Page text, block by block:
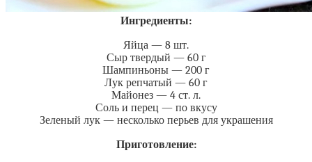
Ингредиенты:
Яйца — 8 шт.
Сыр твердый — 60 г
Шампиньоны — 200 г
Лук репчатый — 60 г
Майонез — 4 ст. л.
Соль и перец — по вкусу
Зеленый лук — несколько перьев для украшения
Приготовление: